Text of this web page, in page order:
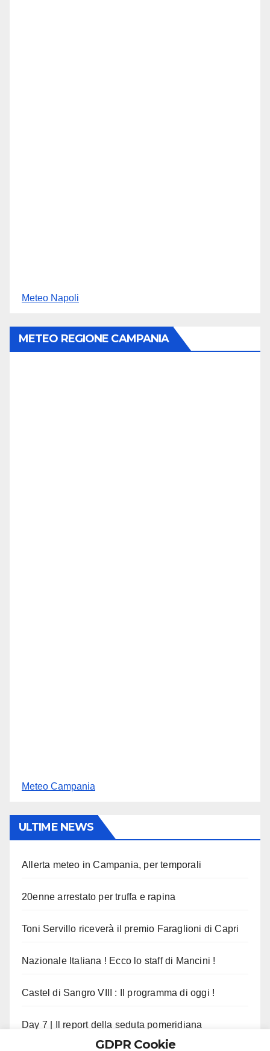
Meteo Napoli
METEO REGIONE CAMPANIA
Meteo Campania
ULTIME NEWS
Allerta meteo in Campania, per temporali
20enne arrestato per truffa e rapina
Toni Servillo riceverà il premio Faraglioni di Capri
Nazionale Italiana ! Ecco lo staff di Mancini !
Castel di Sangro VIII : Il programma di oggi !
Day 7 | Il report della seduta pomeridiana
GDPR Cookie